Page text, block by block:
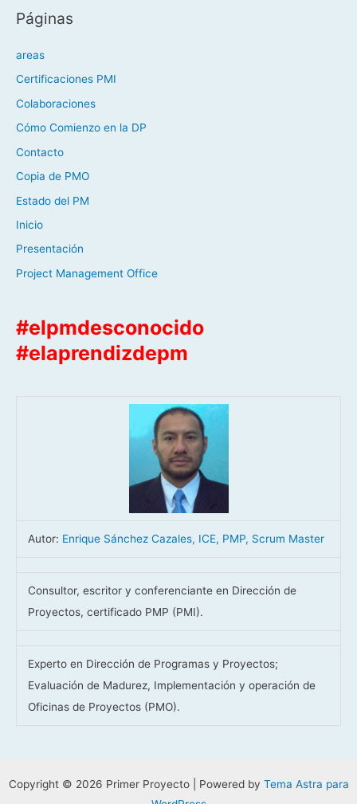
Páginas
areas
Certificaciones PMI
Colaboraciones
Cómo Comienzo en la DP
Contacto
Copia de PMO
Estado del PM
Inicio
Presentación
Project Management Office
#elpmdesconocido
#elaprendizdepm
Autor: Enrique Sánchez Cazales, ICE, PMP, Scrum Master
Consultor, escritor y conferenciante en Dirección de
Proyectos, certificado PMP (PMI).
Experto en Dirección de Programas y Proyectos;
Evaluación de Madurez, Implementación y operación de
Oficinas de Proyectos (PMO).
Copyright © 2026 Primer Proyecto | Powered by Tema Astra para